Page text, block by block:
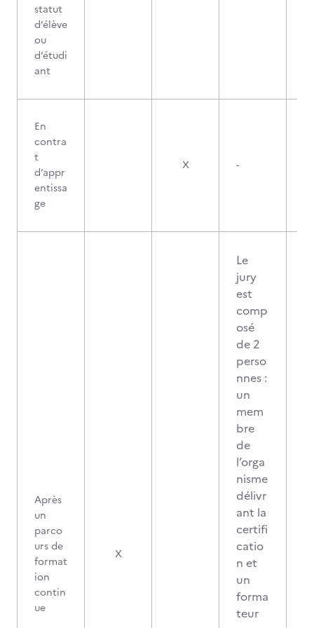
statut
d’élève
ou
d’étudi
ant
En
contra
t
d’appr
entissa
ge
X -
Après
un
parco
urs de
format
ion
contin
ue
X
Le
jury
est
comp
osé
de 2
perso
nnes :
un
mem
bre
de
l’orga
nisme
délivr
ant la
certifi
catio
n et
un
forma
teur